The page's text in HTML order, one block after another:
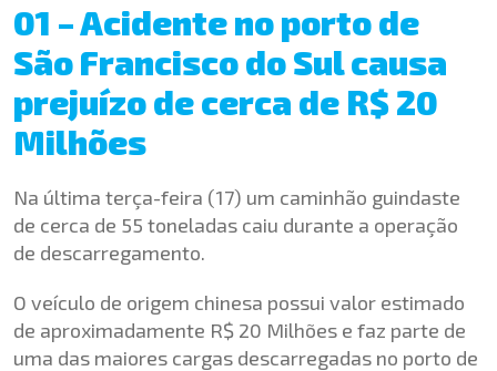
01 – Acidente no porto de
São Francisco do Sul causa
prejuízo de cerca de R$ 20
Milhões
Na última terça-feira (17) um caminhão guindaste
de cerca de 55 toneladas caiu durante a operação
de descarregamento.
O veículo de origem chinesa possui valor estimado
de aproximadamente R$ 20 Milhões e faz parte de
uma das maiores cargas descarregadas no porto de